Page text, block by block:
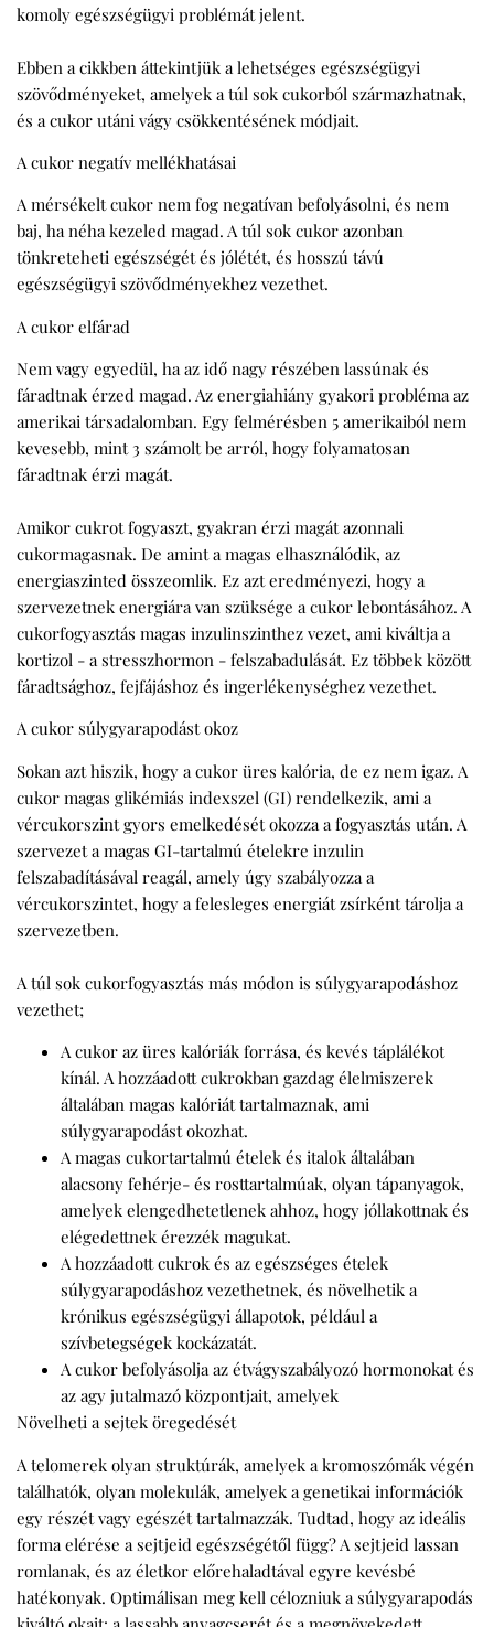
komoly egészségügyi problémát jelent.
Ebben a cikkben áttekintjük a lehetséges egészségügyi
szövődményeket, amelyek a túl sok cukorból származhatnak,
és a cukor utáni vágy csökkentésének módjait.
A cukor negatív mellékhatásai
A mérsékelt cukor nem fog negatívan befolyásolni, és nem
baj, ha néha kezeled magad. A túl sok cukor azonban
tönkreteheti egészségét és jólétét, és hosszú távú
egészségügyi szövődményekhez vezethet.
A cukor elfárad
Nem vagy egyedül, ha az idő nagy részében lassúnak és
fáradtnak érzed magad. Az energiahiány gyakori probléma az
amerikai társadalomban. Egy felmérésben 5 amerikaiból nem
kevesebb, mint 3 számolt be arról, hogy folyamatosan
fáradtnak érzi magát.
Amikor cukrot fogyaszt, gyakran érzi magát azonnali
cukormagasnak. De amint a magas elhasználódik, az
energiaszinted összeomlik. Ez azt eredményezi, hogy a
szervezetnek energiára van szüksége a cukor lebontásához. A
cukorfogyasztás magas inzulinszinthez vezet, ami kiváltja a
kortizol - a stresszhormon - felszabadulását. Ez többek között
fáradtsághoz, fejfájáshoz és ingerlékenységhez vezethet.
A cukor súlygyarapodást okoz
Sokan azt hiszik, hogy a cukor üres kalória, de ez nem igaz. A
cukor magas glikémiás indexszel (GI) rendelkezik, ami a
vércukorszint gyors emelkedését okozza a fogyasztás után. A
szervezet a magas GI-tartalmú ételekre inzulin
felszabadításával reagál, amely úgy szabályozza a
vércukorszintet, hogy a felesleges energiát zsírként tárolja a
szervezetben.
A túl sok cukorfogyasztás más módon is súlygyarapodáshoz
vezethet;
A cukor az üres kalóriák forrása, és kevés táplálékot
kínál. A hozzáadott cukrokban gazdag élelmiszerek
általában magas kalóriát tartalmaznak, ami
súlygyarapodást okozhat.
A magas cukortartalmú ételek és italok általában
alacsony fehérje- és rosttartalmúak, olyan tápanyagok,
amelyek elengedhetetlenek ahhoz, hogy jóllakottnak és
elégedettnek érezzék magukat.
A hozzáadott cukrok és az egészséges ételek
súlygyarapodáshoz vezethetnek, és növelhetik a
krónikus egészségügyi állapotok, például a
szívbetegségek kockázatát.
A cukor befolyásolja az étvágyszabályozó hormonokat és
az agy jutalmazó központjait, amelyek
Növelheti a sejtek öregedését
A telomerek olyan struktúrák, amelyek a kromoszómák végén
találhatók, olyan molekulák, amelyek a genetikai információk
egy részét vagy egészét tartalmazzák. Tudtad, hogy az ideális
forma elérése a sejtjeid egészségétől függ? A sejtjeid lassan
romlanak, és az életkor előrehaladtával egyre kevésbé
hatékonyak. Optimálisan meg kell célozniuk a súlygyarapodás